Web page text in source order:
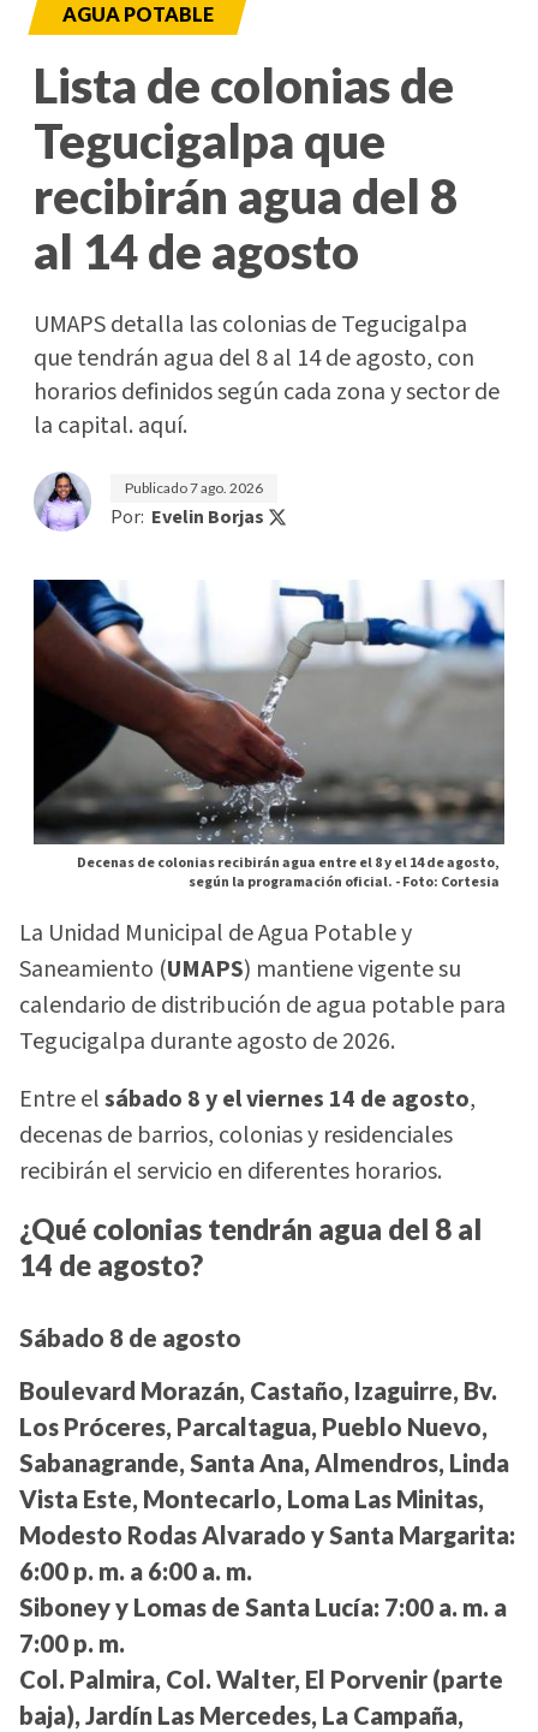
AGUA POTABLE
Lista de colonias de
Tegucigalpa que
recibirán agua del 8
al 14 de agosto
UMAPS detalla las colonias de Tegucigalpa
que tendrán agua del 8 al 14 de agosto, con
horarios definidos según cada zona y sector de
la capital. aquí.
Publicado7 ago. 2026
Por: Evelin Borjas
Decenas de colonias recibirán agua entre el 8 y el 14 de agosto,
según la programación oficial. -Foto: Cortesia
La Unidad Municipal de Agua Potable y
Saneamiento (UMAPS) mantiene vigente su
calendario de distribución de agua potable para
Tegucigalpa durante agosto de 2026.
Entre elsábado 8 y el viernes 14 de agosto,
decenas de barrios, colonias y residenciales
recibirán el servicio en diferentes horarios.
¿Qué colonias tendrán agua del 8 al
14 de agosto?
Sábado 8 de agosto
Boulevard Morazán, Castaño, Izaguirre, Bv.
Los Próceres, Parcaltagua, Pueblo Nuevo,
Sabanagrande, Santa Ana, Almendros, Linda
Vista Este, Montecarlo, Loma Las Minitas,
Modesto Rodas Alvarado y Santa Margarita:
6:00 p. m. a 6:00 a. m.
Siboney y Lomas de Santa Lucía: 7:00 a. m. a
7:00 p. m.
Col. Palmira, Col. Walter, El Porvenir (parte
baja), Jardín Las Mercedes, La Campaña,